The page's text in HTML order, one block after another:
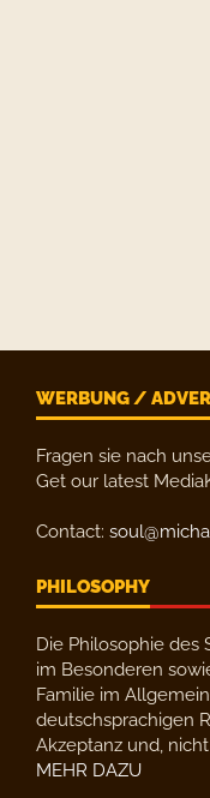
WERBUNG /
Fragen sie nach
Get our latest
Contact:
PHILOSOPHY
Die Philosophie des
im Besonderen
Familie im
deutschsprachigen
Akzeptanz und,
MEHR DAZU